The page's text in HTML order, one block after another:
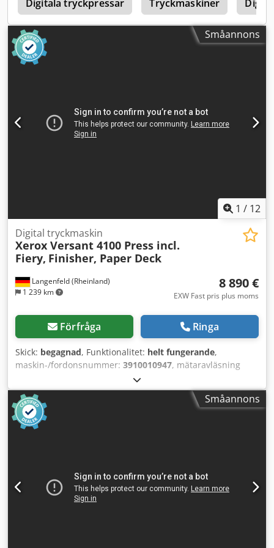
Digitala tryckpressar Tryckmaskiner
Småannons
1 / 12
Langenfeld (Rheinland)
1 239 km
Digital tryckmaskin
Xerox Versant 4100 Press incl.
Fiery, Finisher, Paper Deck
8 890 €
EXW Fast pris plus moms
Förfråga Ringa
Skick: begagnad, Funktionalitet: helt fungerande,
maskin-/fordonsnummer: 3910010947, mätaravläsning
, I detta erbjudande köper du ett
begagnat färgutskriftssystem "Xerox Versant 4100 Press".
Objekt för försäljning: 1 x Xerox Versant 4100 Press med
följande utrustning: inklusive pappersmagasin A-CF03/A-
CF04 inklusive efterbehandlingsenhet A-GW04/A-GW07
utskrifter: Totalt: Cirka 9 571 697 sidor Färg: Cirka 8 874
258 sidor Svart: Cirka 697 439 sidor Skick: Detta
erbjudande gäller en begagnad enhet som eventuellt kan
Småannons